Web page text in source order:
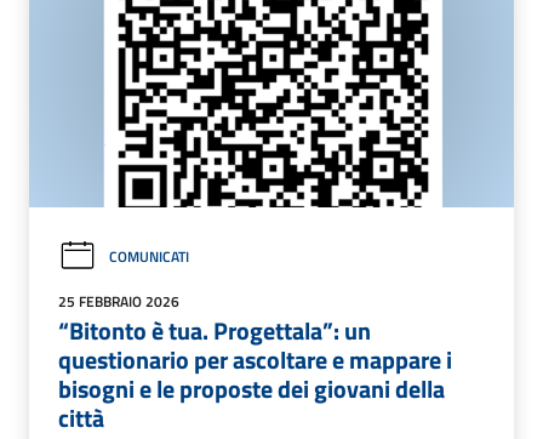
COMUNICATI
25 FEBBRAIO 2026
“Bitonto è tua. Progettala”: un
questionario per ascoltare e mappare i
bisogni e le proposte dei giovani della
città